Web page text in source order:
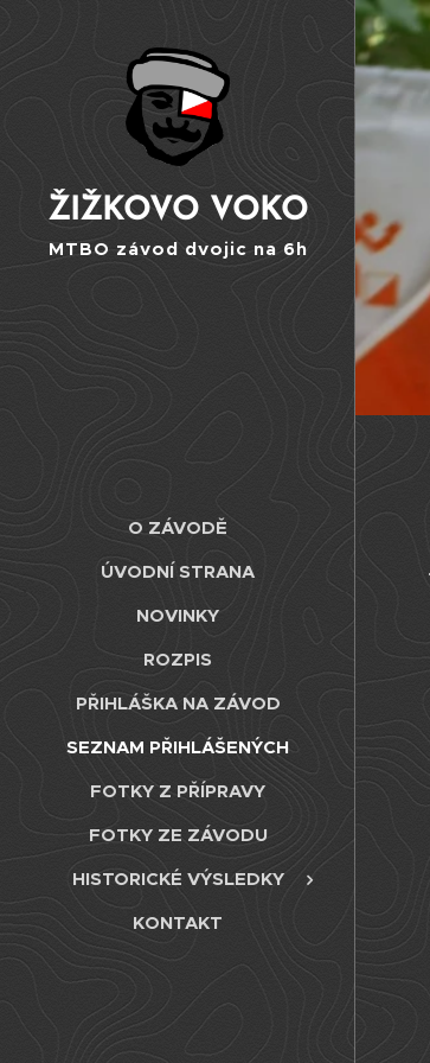
ŽIŽKOVO VOKO
MTBO závod dvojic na 6h
O ZÁVODĚ
ÚVODNÍ STRANA
NOVINKY
ROZPIS
PŘIHLÁŠKA NA ZÁVOD
SEZNAM PŘIHLÁŠENÝCH
FOTKY Z PŘÍPRAVY
FOTKY ZE ZÁVODU
HISTORICKÉ VÝSLEDKY
KONTAKT